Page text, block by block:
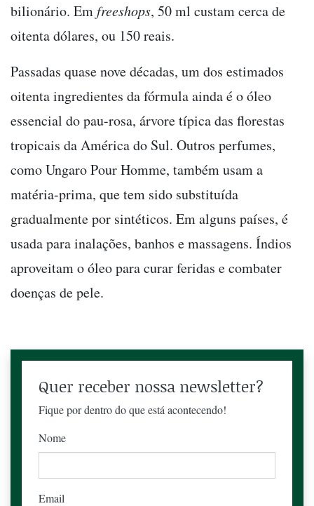
bilionário. Emfreeshops, 50 ml custam cerca de
oitenta dólares, ou 150 reais.
Passadas quase nove décadas, um dos estimados
oitenta ingredientes da fórmula ainda é o óleo
essencial do pau-rosa, árvore típica das florestas
tropicais da América do Sul. Outros perfumes,
como Ungaro Pour Homme, também usam a
matéria-prima, que tem sido substituída
gradualmente por sintéticos. Em alguns países, é
usada para inalações, banhos e massagens. Índios
aproveitam o óleo para curar feridas e combater
doenças de pele.
Quer receber nossa newsletter?
Fique por dentro do que está acontecendo!
Nome
Email